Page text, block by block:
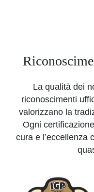
La qualità dei
riconoscimenti
valorizzano la
Ogni
cura e l’eccellenza